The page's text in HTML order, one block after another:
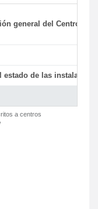
general del Centro y
de las
a centros